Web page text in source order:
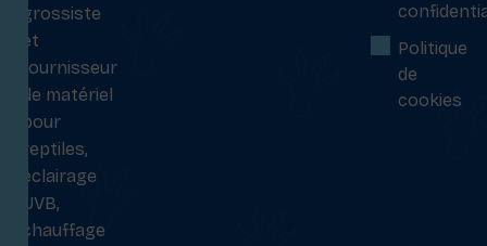
grossiste
et
fournisseur
de matériel
pour
reptiles,
éclairage
UVB,
chauffage
Politique
de
cookies